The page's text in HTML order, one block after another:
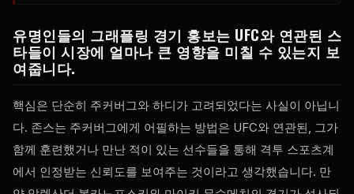
유명인들의 그래플링 경기 홍보는 UFC와 연관된 스
타들이 시장에 얼마나 큰 영향을 미칠 수 있는지 보
여줍니다.
핵심은 단순히 주커버그와 하디가 고려되었다는 사실이 아닙니
다. 존스는 주커버그에게 어필하는 방법은 UFC와 연관된, 그가
함께 훈련했거나 만난 적이 있는 선수들을 통해 격투 스포츠계
에서 인정받는 신뢰도를 보여주는 것이라고 생각했습니다. 만